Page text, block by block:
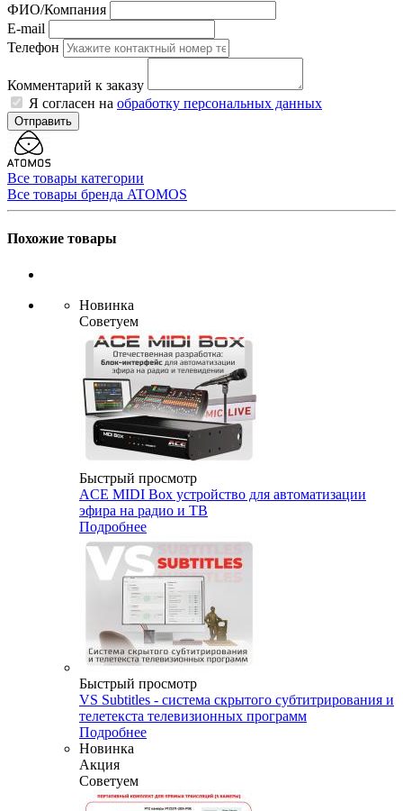
ФИО/Компания
E-mail
Телефон
Комментарий к заказу
Я согласен на обработку персональных данных
Отправить
Все товары категории
Все товары бренда ATOMOS
Похожие товары
Новинка
Советуем
Быстрый просмотр
ACE MIDI Box устройство для автоматизации
эфира на радио и ТВ
Подробнее
Быстрый просмотр
VS Subtitles - система скрытого субтитрирования и
телетекста телевизионных программ
Подробнее
Новинка
Акция
Советуем